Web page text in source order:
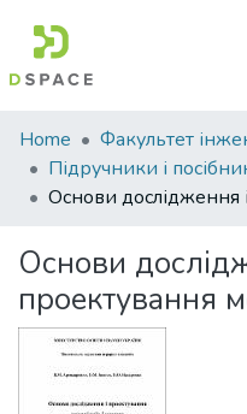
Communities
&
Collections
Statistics
Home
Основи
проектування